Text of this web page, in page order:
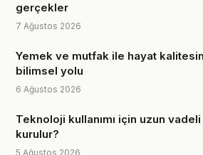
gerçekler
7 Ağustos 2026
Yemek ve mutfak ile hayat
bilimsel yolu
6 Ağustos 2026
Teknoloji kullanımı için uzun
kurulur?
5 Ağustos 2026